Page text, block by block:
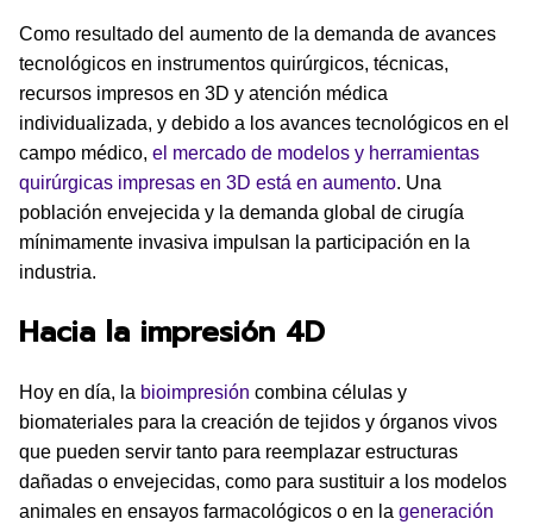
Como resultado del aumento de la demanda de avances
tecnológicos en instrumentos quirúrgicos, técnicas,
recursos impresos en 3D y atención médica
individualizada, y debido a los avances tecnológicos en el
campo médico, el mercado de modelos y herramientas
quirúrgicas impresas en 3D está en aumento. Una
población envejecida y la demanda global de cirugía
mínimamente invasiva impulsan la participación en la
industria.
Hacia la impresión 4D
Hoy en día, la bioimpresión combina células y
biomateriales para la creación de tejidos y órganos vivos
que pueden servir tanto para reemplazar estructuras
dañadas o envejecidas, como para sustituir a los modelos
animales en ensayos farmacológicos o en la generación